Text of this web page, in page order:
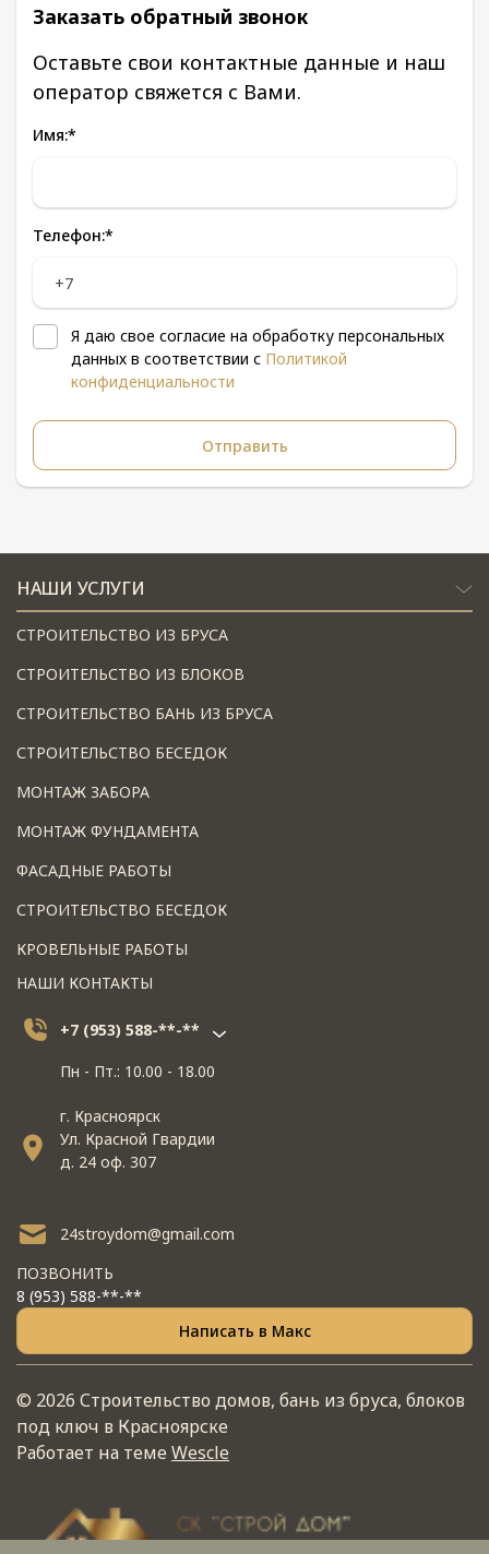
Заказать обратный звонок
Оставьте свои контактные данные и наш
оператор свяжется с Вами.
Имя:*
Телефон:*
Я даю свое согласие на обработку персональных
данных в соответствии с Политикой
конфиденциальности
НАШИ УСЛУГИ
СТРОИТЕЛЬСТВО ИЗ БРУСА
СТРОИТЕЛЬСТВО ИЗ БЛОКОВ
СТРОИТЕЛЬСТВО БАНЬ ИЗ БРУСА
СТРОИТЕЛЬСТВО БЕСЕДОК
МОНТАЖ ЗАБОРА
МОНТАЖ ФУНДАМЕНТА
ФАСАДНЫЕ РАБОТЫ
СТРОИТЕЛЬСТВО БЕСЕДОК
КРОВЕЛЬНЫЕ РАБОТЫ
НАШИ КОНТАКТЫ
+7 (953) 588-**-**
Пн - Пт.: 10.00 - 18.00
г. Красноярск
Ул. Красной Гвардии
д. 24 оф. 307
24stroydom@gmail.com
ПОЗВОНИТЬ
8 (953) 588-**-**
Написать в Макс
© 2026 Строительство домов, бань из бруса, блоков
под ключ в Красноярске
Работает на темеWescle